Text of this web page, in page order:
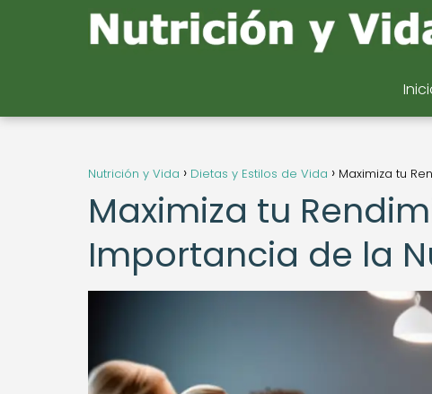
Nutrición y Vida Dietas y Estilos de Vida Maximiza tu
Maximiza tu
Importancia de la